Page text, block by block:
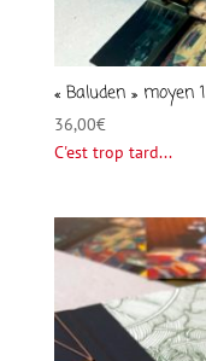
« Baluden » moyen 1
36,00€
C'est trop tard...